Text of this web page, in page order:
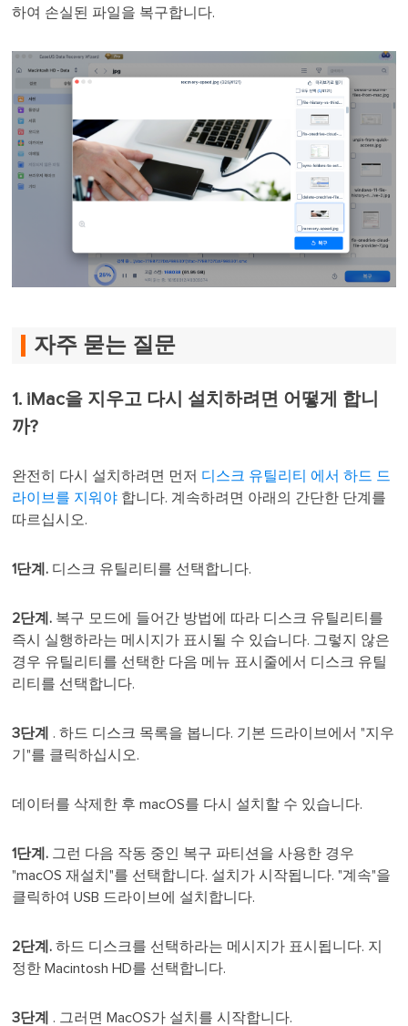
하여 손실된 파일을 복구합니다.
자주 묻는 질문
1. iMac을 지우고 다시 설치하려면 어떻게 합니
까?
완전히 다시 설치하려면 먼저 디스크 유틸리티 에서 하드 드
라이브를 지워야 합니다. 계속하려면 아래의 간단한 단계를
따르십시오.
1단계. 디스크 유틸리티를 선택합니다.
2단계. 복구 모드에 들어간 방법에 따라 디스크 유틸리티를
즉시 실행하라는 메시지가 표시될 수 있습니다. 그렇지 않은
경우 유틸리티를 선택한 다음 메뉴 표시줄에서 디스크 유틸
리티를 선택합니다.
3단계
. 하드 디스크 목록을 봅니다. 기본 드라이브에서 "지우
기"를 클릭하십시오.
데이터를 삭제한 후 macOS를 다시 설치할 수 있습니다.
1단계. 그런 다음 작동 중인 복구 파티션을 사용한 경우
"macOS 재설치"를 선택합니다. 설치가 시작됩니다. "계속"을
클릭하여 USB 드라이브에 설치합니다.
2단계. 하드 디스크를 선택하라는 메시지가 표시됩니다. 지
정한 Macintosh HD를 선택합니다.
3단계 . 그러면 MacOS가 설치를 시작합니다.